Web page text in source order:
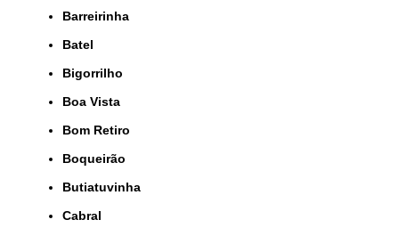
Barreirinha
Batel
Bigorrilho
Boa Vista
Bom Retiro
Boqueirão
Butiatuvinha
Cabral